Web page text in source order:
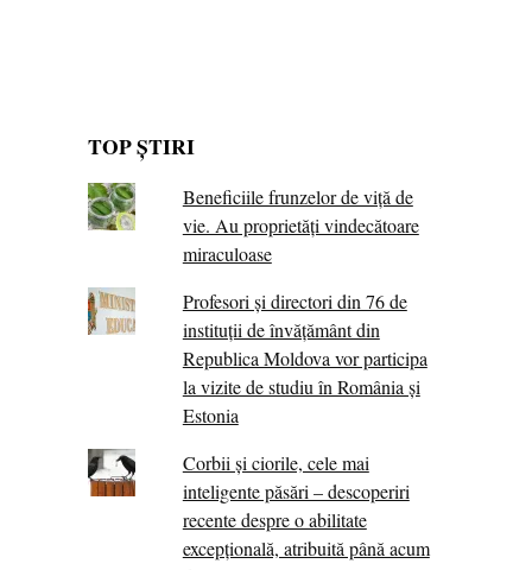
TOP ȘTIRI
Beneficiile frunzelor de viță de
vie. Au proprietăţi vindecătoare
miraculoase
Profesori și directori din 76 de
instituții de învățământ din
Republica Moldova vor participa
la vizite de studiu în România și
Estonia
Corbii şi ciorile, cele mai
inteligente păsări – descoperiri
recente despre o abilitate
excepţională, atribuită până acum